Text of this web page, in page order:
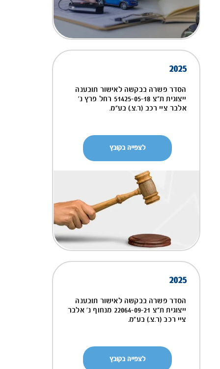
2025
הסדר פשרה בבקשה לאישור תובענה
ייצוגית ת"צ 51425-05-18 רחל פרץ נ'
אלבר ציי רכב (ר.צ.) בע"מ.
לצפייה בקובץ
2025
הסדר פשרה בבקשה לאישור תובענה
ייצוגית ת"צ 22064-09-21 מנחוף נ' אלבר
ציי רכב (ר.צ.) בע"מ.
לצפייה בקובץ